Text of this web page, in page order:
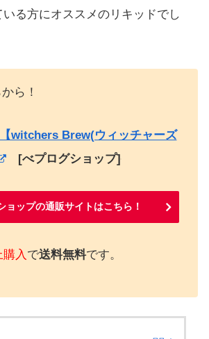
いる方にオススメのリキッドでし
ら！
witchers Brew(ウィッチャーズ
[べプログショップ]
ョップの通販サイトはこちら！
入 で送料無料です。